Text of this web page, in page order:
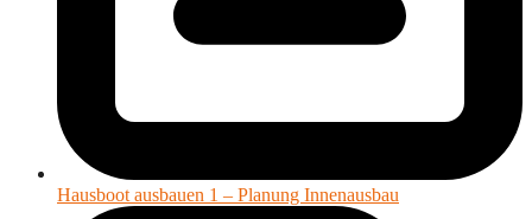
Hausboot ausbauen 1 – Planung Innenausbau